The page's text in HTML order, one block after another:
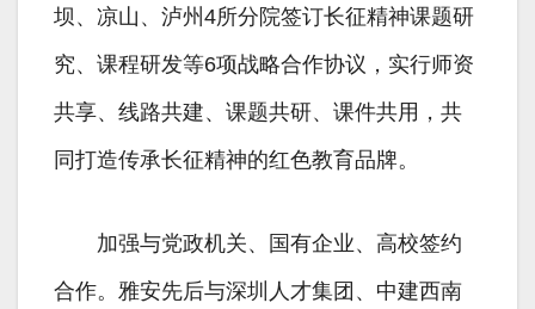
坝、凉山、泸州4所分院签订长征精神课题研
究、课程研发等6项战略合作协议，实行师资
共享、线路共建、课题共研、课件共用，共
同打造传承长征精神的红色教育品牌。
加强与党政机关、国有企业、高校签约
合作。雅安先后与深圳人才集团、中建西南